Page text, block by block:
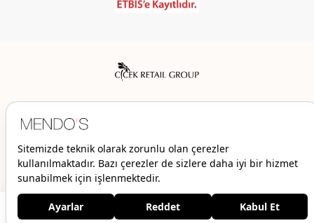
© 2026 Mendo’s | Her hakkı saklıdır.
2.399,00 TL